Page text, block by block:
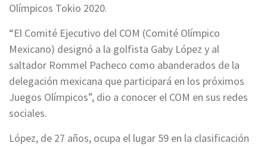
Olímpicos Tokio 2020.
“El Comité Ejecutivo del COM (Comité Olímpico
Mexicano) designó a la golfista Gaby López y al
saltador Rommel Pacheco como abanderados de la
delegación mexicana que participará en los próximos
Juegos Olímpicos”, dio a conocer el COM en sus redes
sociales.
López, de 27 años, ocupa el lugar 59 en la clasificación